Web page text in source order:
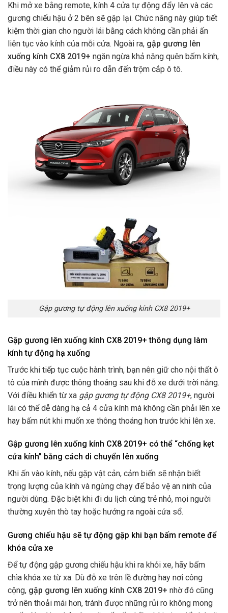
Khi mở xe bằng remote, kính 4 cửa tự động đẩy lên và các
gương chiếu hậu ở 2 bên sẽ gập lại. Chức năng này giúp tiết
kiệm thời gian cho người lái bằng cách không cần phải ấn
liên tục vào kính của mỗi cửa. Ngoài ra, gập gương lên
xuống kính CX8 2019+ ngăn ngừa khả năng quên bấm kính,
điều này có thể giảm rủi ro dẫn đến trộm cắp ô tô.
Gập gương tự động lên xuống kính CX8 2019+
Gập gương lên xuống kính CX8 2019+ thông dụng làm
kính tự động hạ xuống
Trước khi tiếp tục cuộc hành trình, bạn nên giữ cho nội thất ô
tô của mình được thông thoáng sau khi đỗ xe dưới trời nắng.
Với điều khiển từ xa gập gương tự động CX8 2019+, người
lái có thể dễ dàng hạ cả 4 cửa kính mà không cần phải lên xe
hay bấm nút khi muốn xe thông thoáng hơn trước khi lên xe.
Gập gương lên xuống kính CX8 2019+ có thể “chống kẹt
cửa kính” bằng cách di chuyển lên xuống
Khi ấn vào kính, nếu gặp vật cản, cảm biến sẽ nhận biết
trọng lượng của kính và ngừng chạy để bảo vệ an ninh của
người dùng. Đặc biệt khi đi du lịch cùng trẻ nhỏ, mọi người
thường xuyên thò tay hoặc hướng ra ngoài cửa sổ.
Gương chiếu hậu sẽ tự động gập khi bạn bấm remote để
khóa cửa xe
Để tự động gập gương chiếu hậu khi ra khỏi xe, hãy bấm
chìa khóa xe từ xa. Dù đỗ xe trên lề đường hay nơi công
cộng, gập gương lên xuống kính CX8 2019+ nhờ đó cũng
trở nên thoải mái hơn, tránh được những rủi ro không mong